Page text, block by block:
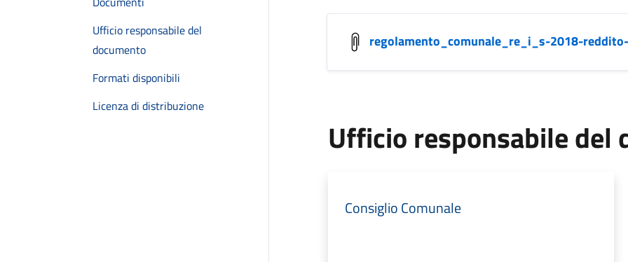
Ufficio responsabile del
documento
Formati disponibili
Licenza di distribuzione
regolamento_comunale_re_i_s-2018-
Ufficio responsabile del
Consiglio Comunale